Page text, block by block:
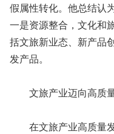
假属性转化。他总结认
一是资源整合，文化和
括文旅新业态、新产品
发产品。
文旅产业迈向高质
在文旅产业高质量发